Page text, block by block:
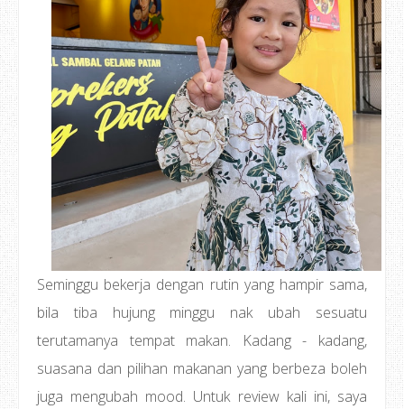
Seminggu bekerja dengan rutin yang hampir sama,
bila tiba hujung minggu nak ubah sesuatu
terutamanya tempat makan. Kadang - kadang,
suasana dan pilihan makanan yang berbeza boleh
juga mengubah mood. Untuk review kali ini, saya